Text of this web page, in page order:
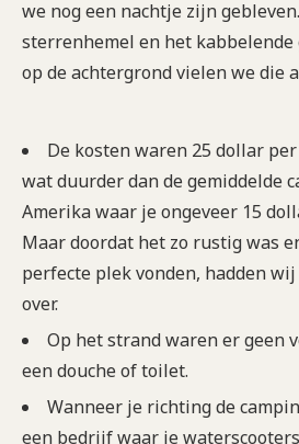
we nog een nachtje zijn
sterrenhemel en het
op de achtergrond vielen we die
De kosten waren 25 dollar
wat duurder dan de gemiddelde
Amerika waar je ongeveer 15
Maar doordat het zo rustig was
perfecte plek vonden, hadden
over.
Op het strand waren er geen
een douche of toilet.
Wanneer je richting de
een bedrijf waar je